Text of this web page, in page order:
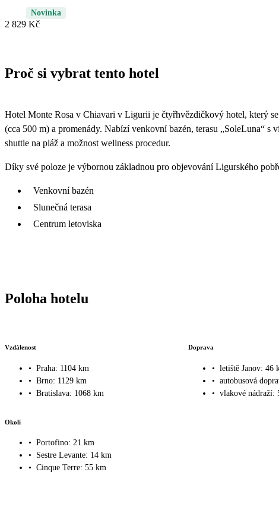
Novinka
2 829 Kč
Proč si vybrat tento hotel
Hotel Monte Rosa v Chiavari v Ligurii je čtyřhvězdičkový hotel, který
(cca 500 m) a promenády. Nabízí venkovní bazén, terasu „SoleLuna“ s
shuttle na pláž a možnost wellness procedur.
Díky své poloze je výbornou základnou pro objevování Ligurského
Venkovní bazén
Slunečná terasa
Centrum letoviska
Poloha hotelu
Vzdálenost
• Praha: 1104 km
• Brno: 1129 km
• Bratislava: 1068 km
Doprava
• letiště Janov: 46
• autobusová
• vlakové nádraží:
Okolí
• Portofino: 21 km
•
Sestre Levante: 14 km
• Cinque Terre: 55 km